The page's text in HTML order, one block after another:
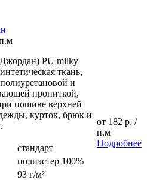
PU milky
ткань,
и
пропиткой,
пошиве верхней
курток, брюк и
стандарт
полиэстер 100%
93 г/м²
от 182 р. /
п.м
Подробнее